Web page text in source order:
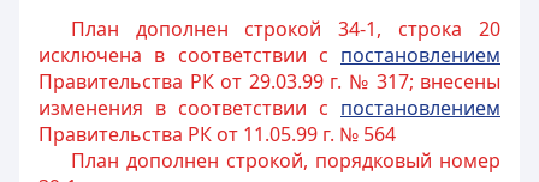
План дополнен строкой 34-1, строка 20
исключена в соответствии с постановлением
Правительства РК от 29.03.99 г. № 317; внесены
изменения в соответствии с постановлением
Правительства РК от 11.05.99 г. № 564
План дополнен строкой, порядковый номер